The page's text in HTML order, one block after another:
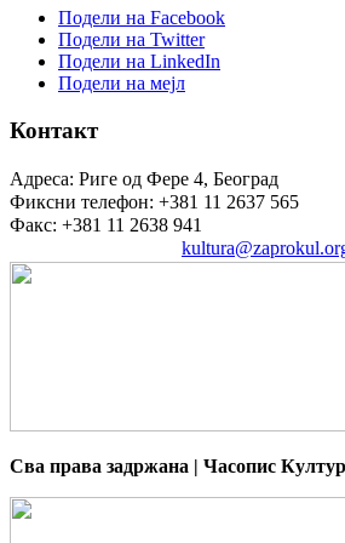
Подели на Facebook
Подели на Twitter
Подели на LinkedIn
Подели на мејл
Контакт
Адреса: Риге од Фере 4, Београд
Фиксни телефон: +381 11 2637 565
Факс: +381 11 2638 941
Сва права задржана | Часопис